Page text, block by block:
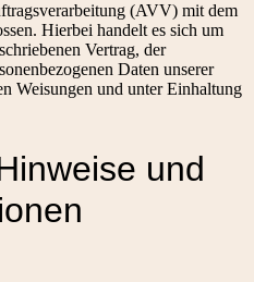
(AVV) mit dem
Hierbei handelt es sich um
Vertrag, der
Daten unserer
Weisungen und unter Einhaltung
und